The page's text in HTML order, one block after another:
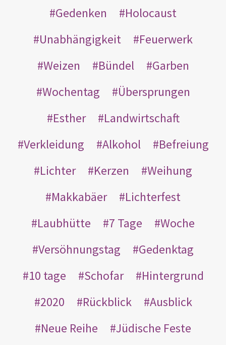
Gedenken
Holocaust
Unabhängigkeit
Feuerwerk
Weizen
Bündel
Garben
Wochentag
Übersprungen
Esther
Landwirtschaft
Verkleidung
Alkohol
Befreiung
Lichter
Kerzen
Weihung
Makkabäer
Lichterfest
Laubhütte
7 Tage
Woche
Versöhnungstag
Gedenktag
10 tage
Schofar
Hintergrund
2020
Rückblick
Ausblick
Neue Reihe
Jüdische Feste